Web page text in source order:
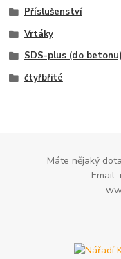
Příslušenství
Vrtáky
SDS-plus (do betonu)
čtyřbřité
Máte nějaký